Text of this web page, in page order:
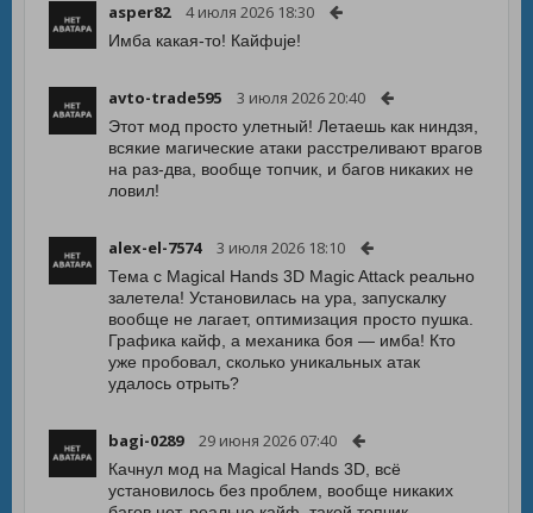
asper82 4 июля 2026 18:30
Имба какая-то! Кайфuje!
avto-trade595 3 июля 2026 20:40
Этот мод просто улетный! Летаешь как ниндзя,
всякие магические атаки расстреливают врагов
на раз-два, вообще топчик, и багов никаких не
ловил!
alex-el-7574 3 июля 2026 18:10
Тема с Magical Hands 3D Magic Attack реально
залетела! Установилась на ура, запускалку
вообще не лагает, оптимизация просто пушка.
Графика кайф, а механика боя — имба! Кто
уже пробовал, сколько уникальных атак
удалось отрыть?
bagi-0289 29 июня 2026 07:40
Качнул мод на Magical Hands 3D, всё
установилось без проблем, вообще никаких